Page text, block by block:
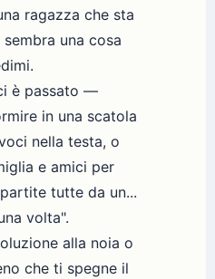
ragazza che sta
una cosa
è passato —
in una scatola
nella testa, o
e amici per
tutte da un...
volta".
alla noia o
che ti spegne il